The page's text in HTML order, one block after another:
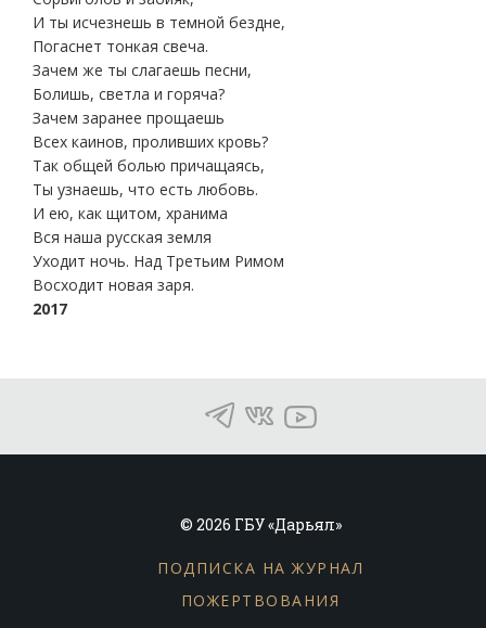
И ты исчезнешь в темной бездне,
Погаснет тонкая свеча.
Зачем же ты слагаешь песни,
Болишь, светла и горяча?
Зачем заранее прощаешь
Всех каинов, проливших кровь?
Так общей болью причащаясь,
Ты узнаешь, что есть любовь.
И ею, как щитом, хранима
Вся наша русская земля
Уходит ночь. Над Третьим Римом
Восходит новая заря.
2017
© 2026 ГБУ «Дарьял»
ПОДПИСКА НА ЖУРНАЛ
ПОЖЕРТВОВАНИЯ